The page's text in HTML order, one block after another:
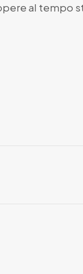
al tempo